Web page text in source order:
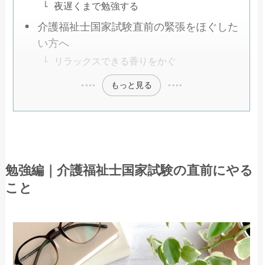
夜遅くまで勉強する
介護福祉士国家試験直前の緊張をほぐした
い方へ
リラックスできる香りをかぐ
もっと見る
勉強編｜介護福祉士国家試験の直前にやる
こと